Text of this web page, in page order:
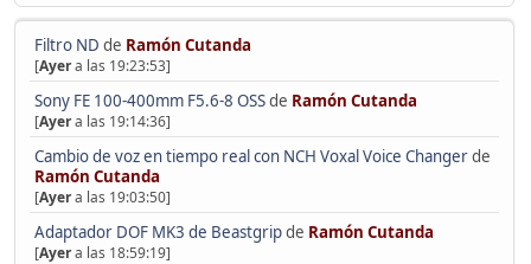
Filtro ND de Ramón Cutanda
[Ayera las 19:23:53]
Sony FE 100-400mm F5.6-8 OSSde Ramón Cutanda
[Ayera las 19:14:36]
Cambio de voz en tiempo real con NCH Voxal Voice Changerde
Ramón Cutanda
[Ayera las 19:03:50]
Adaptador DOF MK3 de Beastgripde Ramón Cutanda
[Ayera las 18:59:19]